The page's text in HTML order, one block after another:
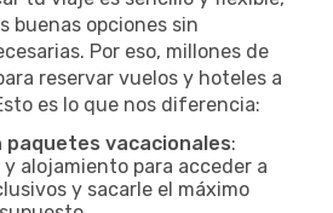
buenas opciones sin
Por eso, millones de
reservar vuelos y hoteles a
es lo que nos diferencia:
paquetes vacacionales:
alojamiento para acceder a
y sacarle el máximo